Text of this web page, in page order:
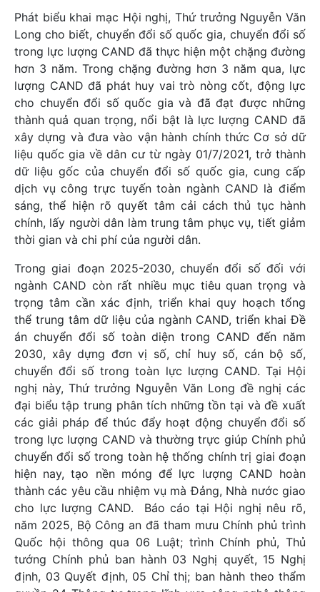
Phát biểu khai mạc Hội nghị, Thứ trưởng Nguyễn Văn
Long cho biết, chuyển đổi số quốc gia, chuyển đổi số
trong lực lượng CAND đã thực hiện một chặng đường
hơn 3 năm. Trong chặng đường hơn 3 năm qua, lực
lượng CAND đã phát huy vai trò nòng cốt, động lực
cho chuyển đổi số quốc gia và đã đạt được những
thành quả quan trọng, nổi bật là lực lượng CAND đã
xây dựng và đưa vào vận hành chính thức Cơ sở dữ
liệu quốc gia về dân cư từ ngày 01/7/2021, trở thành
dữ liệu gốc của chuyển đổi số quốc gia, cung cấp
dịch vụ công trực tuyến toàn ngành CAND là điểm
sáng, thể hiện rõ quyết tâm cải cách thủ tục hành
chính, lấy người dân làm trung tâm phục vụ, tiết giảm
thời gian và chi phí của người dân.
Trong giai đoạn 2025-2030, chuyển đổi số đối với
ngành CAND còn rất nhiều mục tiêu quan trọng và
trọng tâm cần xác định, triển khai quy hoạch tổng
thể trung tâm dữ liệu của ngành CAND, triển khai Đề
án chuyển đổi số toàn diện trong CAND đến năm
2030, xây dựng đơn vị số, chỉ huy số, cán bộ số,
chuyển đổi số trong toàn lực lượng CAND. Tại Hội
nghị này, Thứ trưởng Nguyễn Văn Long đề nghị các
đại biểu tập trung phân tích những tồn tại và đề xuất
các giải pháp để thúc đẩy hoạt động chuyển đổi số
trong lực lượng CAND và thường trực giúp Chính phủ
chuyển đổi số trong toàn hệ thống chính trị giai đoạn
hiện nay, tạo nền móng để lực lượng CAND hoàn
thành các yêu cầu nhiệm vụ mà Đảng, Nhà nước giao
cho lực lượng CAND. Báo cáo tại Hội nghị nêu rõ,
năm 2025, Bộ Công an đã tham mưu Chính phủ trình
Quốc hội thông qua 06 Luật; trình Chính phủ, Thủ
tướng Chính phủ ban hành 03 Nghị quyết, 15 Nghị
định, 03 Quyết định, 05 Chỉ thị; ban hành theo thẩm